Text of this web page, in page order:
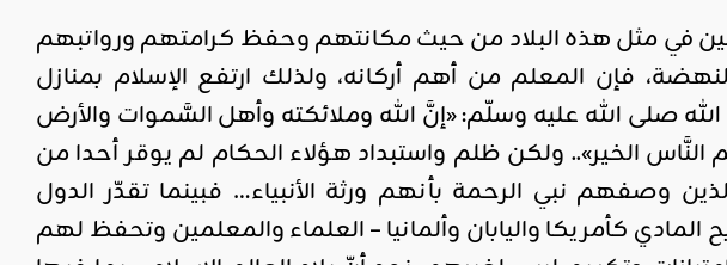
في مثل هذه البلاد من حيث مكانتهم وحفظ كرامتهم ورواتبهم
فإن المعلم من أهم أركانه، ولذلك ارتفع الإسلام بمنازل
صلى الله عليه وسلّم: «إنَّ الله وملائكته وأهل السَّموات والأرض
الخير».. ولكن ظلم واستبداد هؤلاء الحكام لم يوقر أحدا من
وصفهم نبي الرحمة بأنهم ورثة الأنبياء… فبينما تقدّر الدول
المادي كأمريكا واليابان وألمانيا – العلماء والمعلمين وتحفظ لهم